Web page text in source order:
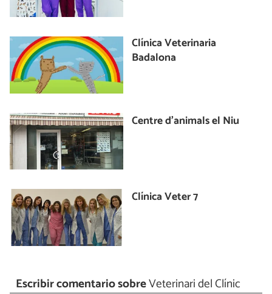
Clínica Veterinaria
Badalona
Centre d’animals el Niu
Clínica Veter 7
Escribir comentario sobreVeterinari del Clínic